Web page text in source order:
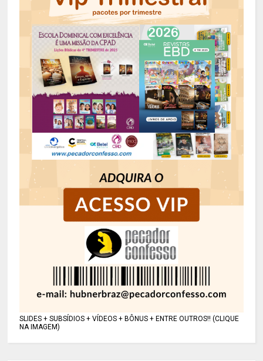
SLIDES + SUBSÍDIOS + VÍDEOS + BÔNUS + ENTRE OUTROS!! (CLIQUE
NA IMAGEM)